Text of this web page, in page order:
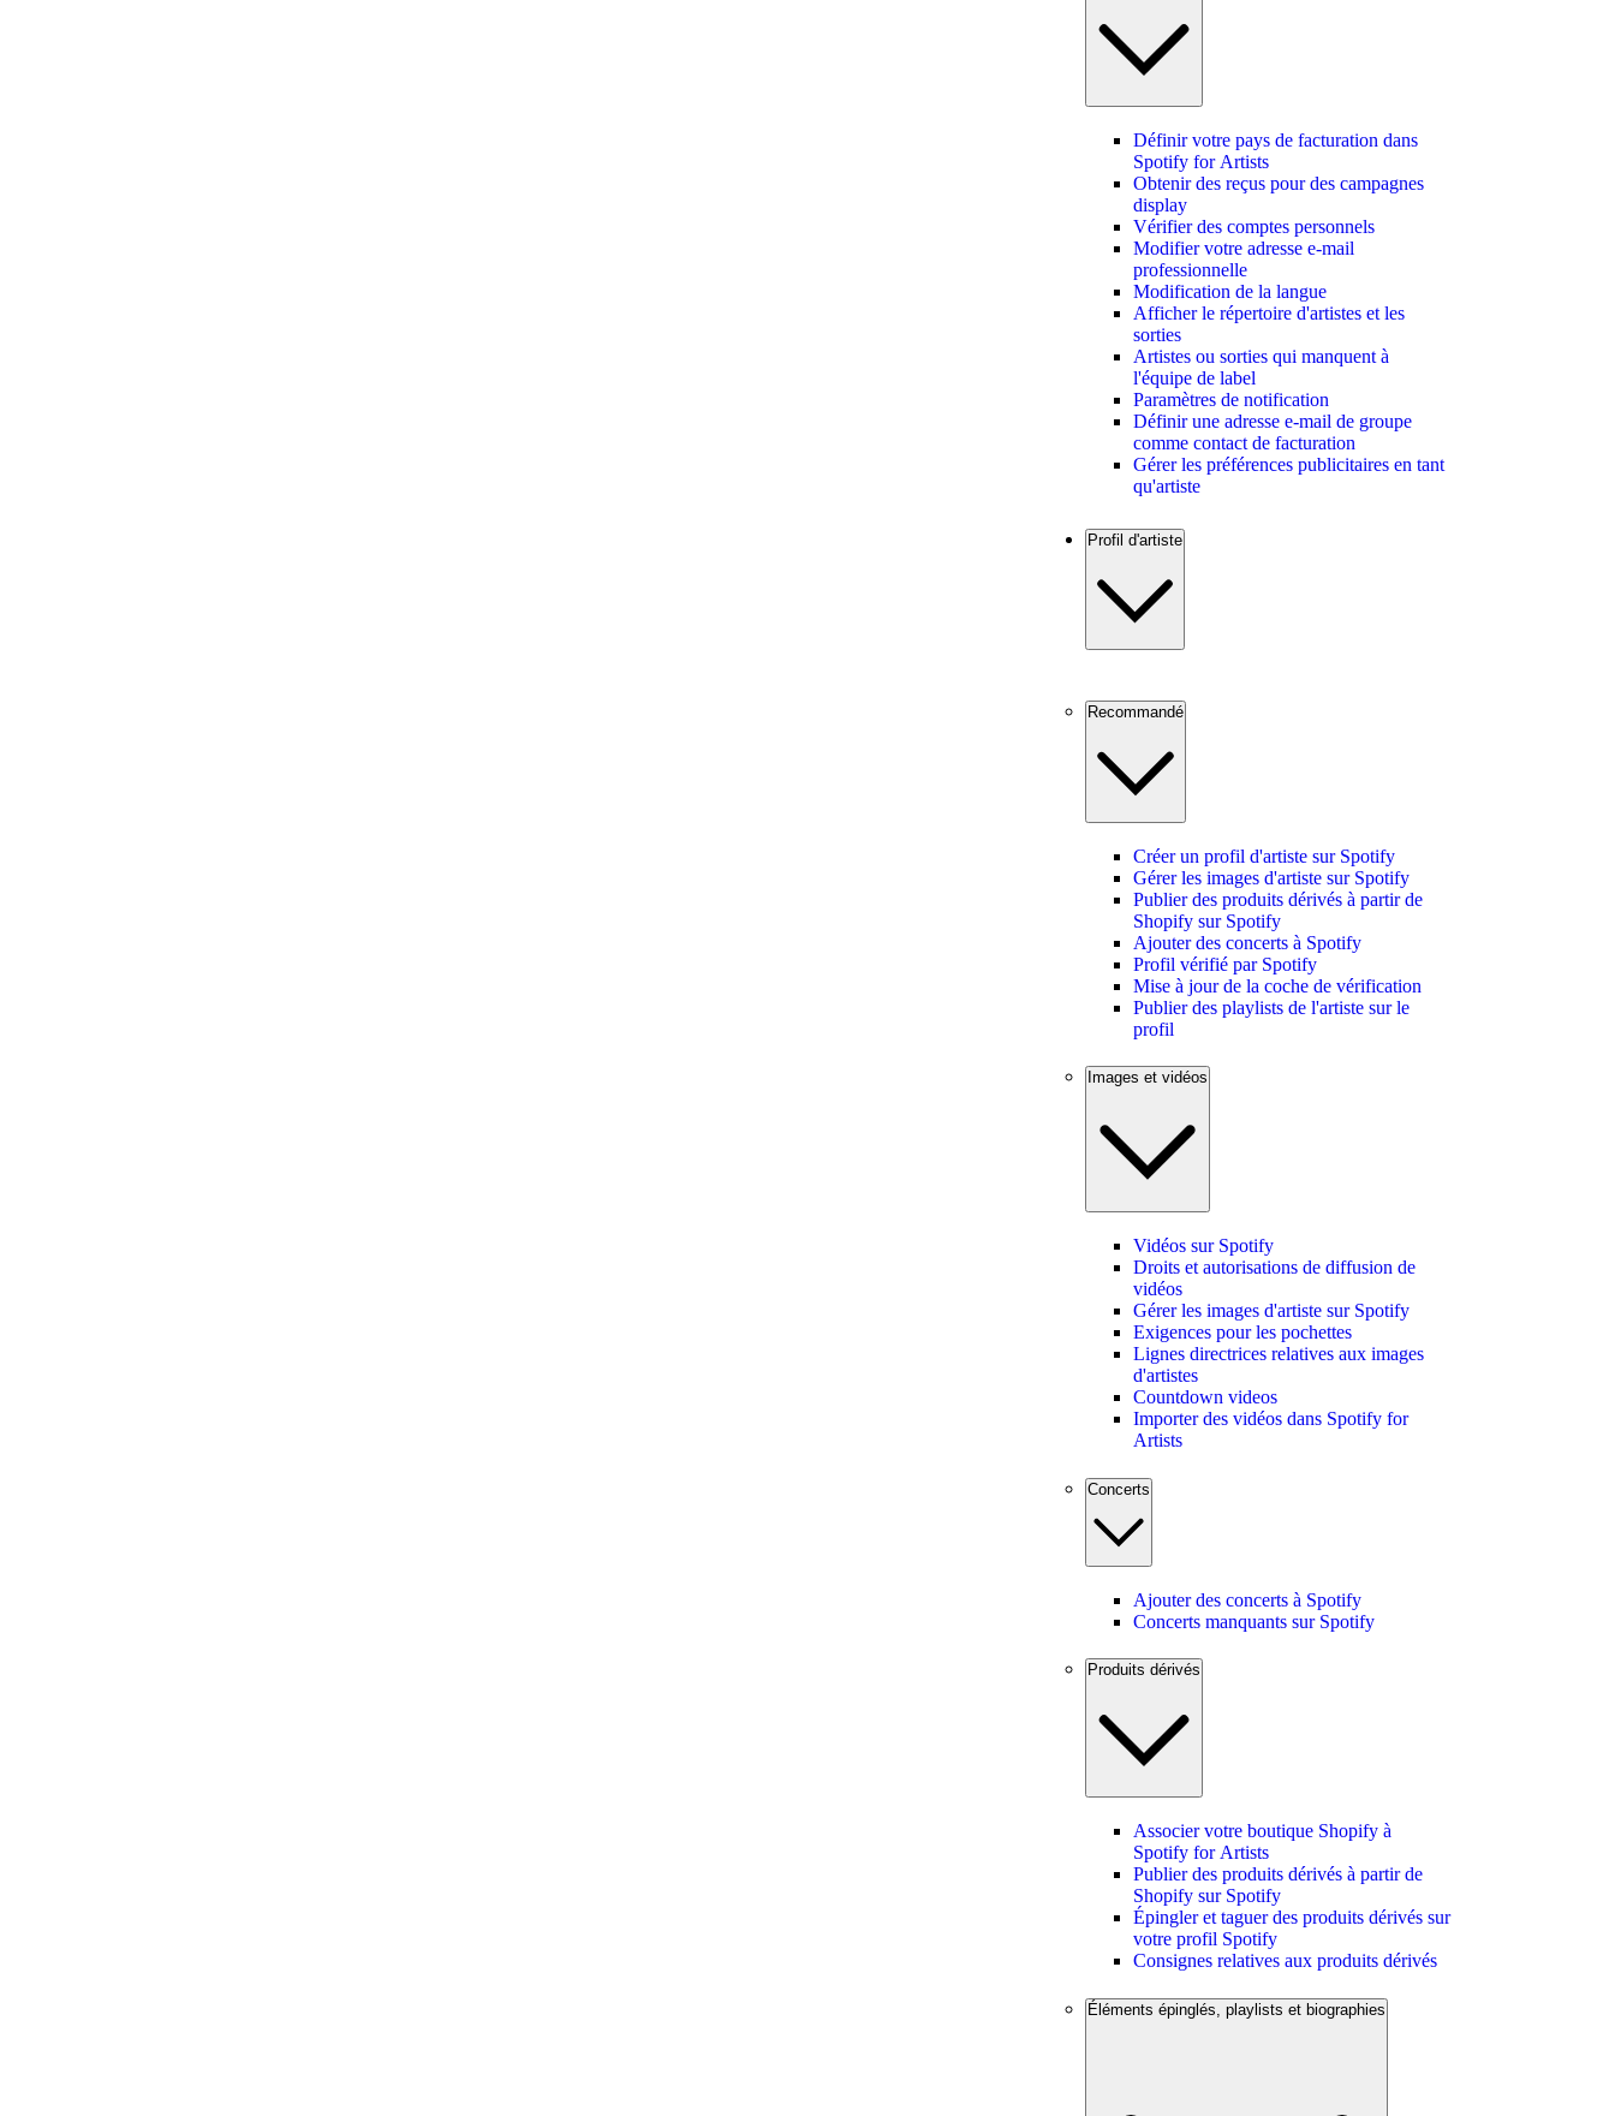
Définir votre pays de facturation dans
Spotify for Artists
Obtenir des reçus pour des campagnes
display
Vérifier des comptes personnels
Modifier votre adresse e-mail
professionnelle
Modification de la langue
Afficher le répertoire d'artistes et les
sorties
Artistes ou sorties qui manquent à
l'équipe de label
Paramètres de notification
Définir une adresse e-mail de groupe
comme contact de facturation
Gérer les préférences publicitaires en tant
qu'artiste
Profil d'artiste
Recommandé
Créer un profil d'artiste sur Spotify
Gérer les images d'artiste sur Spotify
Publier des produits dérivés à partir de
Shopify sur Spotify
Ajouter des concerts à Spotify
Profil vérifié par Spotify
Mise à jour de la coche de vérification
Publier des playlists de l'artiste sur le
profil
Images et vidéos
Vidéos sur Spotify
Droits et autorisations de diffusion de
vidéos
Gérer les images d'artiste sur Spotify
Exigences pour les pochettes
Lignes directrices relatives aux images
d'artistes
Countdown videos
Importer des vidéos dans Spotify for
Artists
Concerts
Ajouter des concerts à Spotify
Concerts manquants sur Spotify
Produits dérivés
Associer votre boutique Shopify à
Spotify for Artists
Publier des produits dérivés à partir de
Shopify sur Spotify
Épingler et taguer des produits dérivés sur
votre profil Spotify
Consignes relatives aux produits dérivés
Éléments épinglés, playlists et biographies